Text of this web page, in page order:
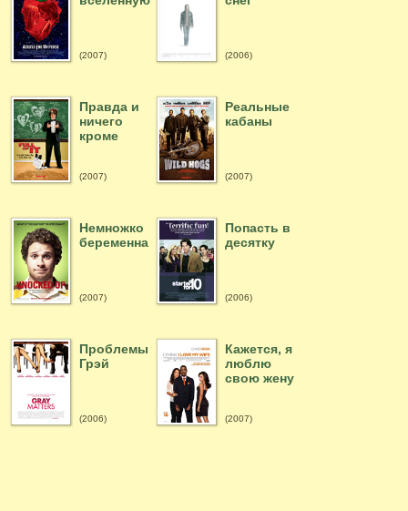
(2007) (2006)
Правда и
ничего
кроме
(2007)
Реальные
кабаны
(2007)
Немножко
беременна
(2007)
Попасть в
десятку
(2006)
Проблемы
Грэй
(2006)
Кажется, я
люблю
свою жену
(2007)